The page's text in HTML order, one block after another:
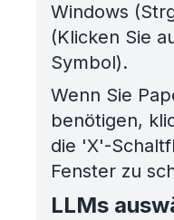
Windows
(Klicken Sie
Symbol).
Wenn Sie
benötigen,
die 'X'-
Fenster zu
LLMs